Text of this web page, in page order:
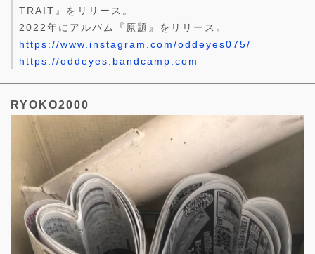
TRAIT』をリリース。
2022年にアルバム『原題』をリリース。
https://www.instagram.com/oddeyes075/
https://oddeyes.bandcamp.com
RYOKO2000